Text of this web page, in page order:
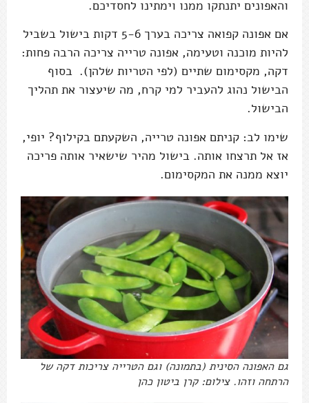
והאפונים יתנתקו ממנו וימתינו לחסדיכם.
אם אפונה קפואה צריכה בערך 5-6 דקות בישול בשביל
להיות מוכנה וטעימה, אפונה טרייה צריכה הרבה פחות:
דקה, מקסימום שתיים (לפי הטריות שלהן). בסוף
הבישול נהוג להעביר למי קרח, מה שיעצור את תהליך
הבישול.
שימו לב: קניתם אפונה טרייה, השקעתם בקילוף? יופי,
אז אל תרצחו אותה. בישול מהיר שישאיר אותה פריכה
יוצא ממנה את המקסימום.
גם האפונה הסינית (בתמונה) וגם הטרייה צריכות דקה של
הרתחה וזהו. צילום: קרן ביטון כהן